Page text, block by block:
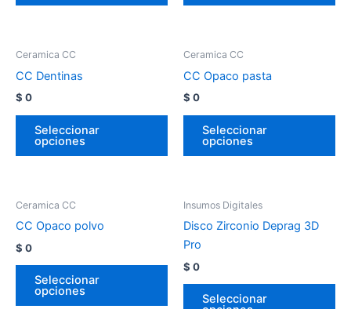
Ceramica CC
CC Dentinas
$ 0
Seleccionar
opciones
Ceramica CC
CC Opaco pasta
$ 0
Seleccionar
opciones
Ceramica CC
CC Opaco polvo
$ 0
Seleccionar
opciones
Insumos Digitales
Disco Zirconio Deprag 3D
Pro
$ 0
Seleccionar